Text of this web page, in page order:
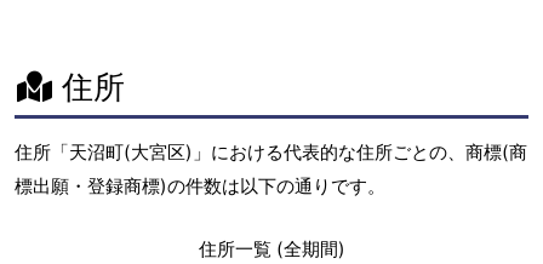
住所
住所「天沼町(大宮区)」における代表的な住所ごとの、商標(商
標出願・登録商標)の件数は以下の通りです。
住所一覧 (全期間)